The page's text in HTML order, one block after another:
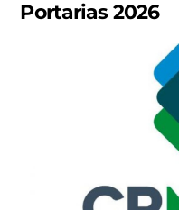
Portarias 2026